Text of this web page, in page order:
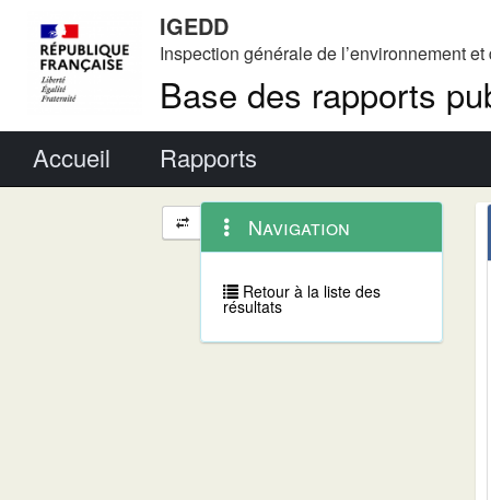
IGEDD
Inspection générale de l’environnement
Base des rapports
Accueil Rapports
Navigation
et
outils
annexes
contextuel
Navigation
Retour à la liste des
résultats